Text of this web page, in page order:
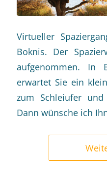
Virtueller
Boknis. Der
aufgenommen. In
erwartet Sie ein
zum Schleiufer
Dann wünsche ich